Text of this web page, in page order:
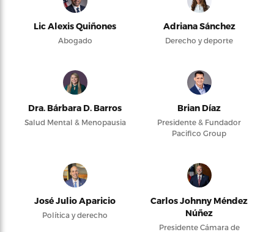
Lic Alexis Quiñones
Abogado
Adriana Sánchez
Derecho y deporte
Dra. Bárbara D. Barros
Salud Mental & Menopausia
Brian Díaz
Presidente & Fundador
Pacifico Group
José Julio Aparicio
Política y derecho
Carlos Johnny Méndez
Núñez
Presidente Cámara de